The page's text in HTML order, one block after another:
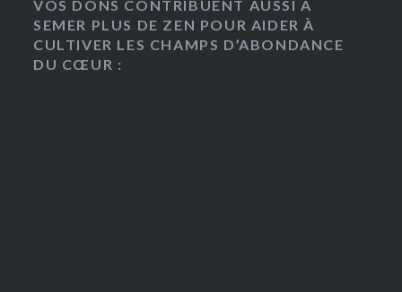
VOS DONS CONTRIBUENT AUSSI À
SEMER PLUS DE ZEN POUR AIDER À
CULTIVER LES CHAMPS D’ABONDANCE
DU CŒUR :